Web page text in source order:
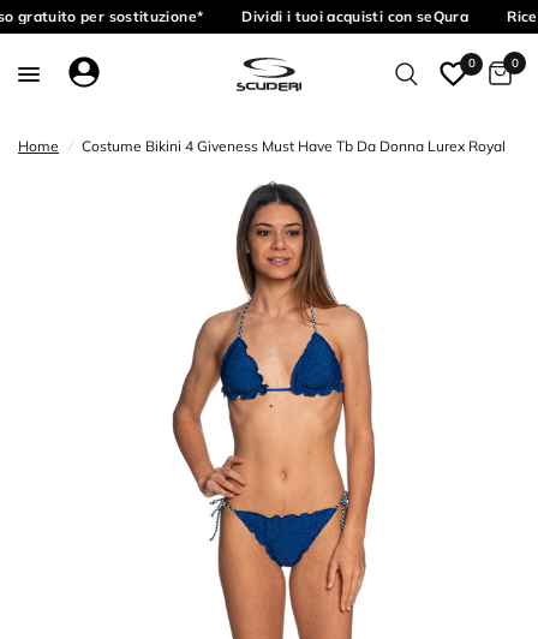
gratuito per sostituzione* Dividi i tuoi acquisti con seQura
0 0
Home / Costume Bikini 4 Giveness Must Have Tb Da Donna Lurex Royal